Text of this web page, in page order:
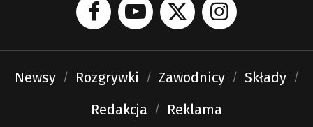
Newsy Rozgrywki Zawodnicy
Składy
Redakcja
Reklama